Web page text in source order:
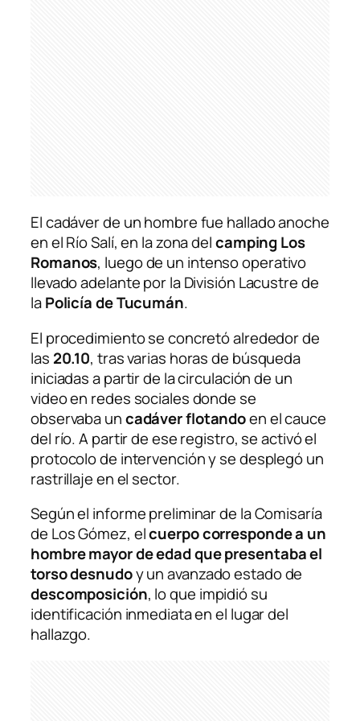
El cadáver de un hombre fue hallado anoche
en el Río Salí, en la zona delcamping Los
Romanos, luego de un intenso operativo
llevado adelante por la División Lacustre de
laPolicía de Tucumán.
El procedimiento se concretó alrededor de
las 20.10, tras varias horas de búsqueda
iniciadas a partir de la circulación de un
video en redes sociales donde se
observaba uncadáver flotandoen el cauce
del río. A partir de ese registro, se activó el
protocolo de intervención y se desplegó un
rastrillaje en el sector.
Según el informe preliminar de la Comisaría
de Los Gómez, elcuerpo corresponde a un
hombre mayor de edad que presentaba el
torso desnudoy un avanzado estado de
descomposición, lo que impidió su
identificación inmediata en el lugar del
hallazgo.